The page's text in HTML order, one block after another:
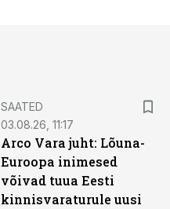
SAATED
03.08.26, 11:17
Arco Vara juht: Lõuna-
Euroopa inimesed
võivad tuua Eesti
kinnisvaraturule uusi